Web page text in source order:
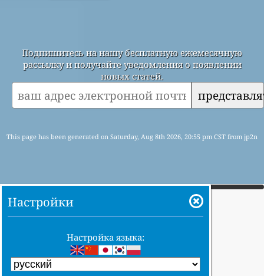
Подпишитесь на нашу бесплатную ежемесячную
рассылку и получайте уведомления о появлении
новых статей.
This page has been generated on Saturday, Aug 8th 2026, 20:55 pm CST from jp2n
Настройки
Настройка языка: